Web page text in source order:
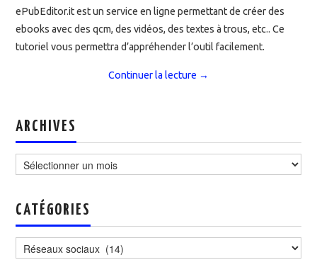
ePubEditor.it est un service en ligne permettant de créer des
ebooks avec des qcm, des vidéos, des textes à trous, etc.. Ce
tutoriel vous permettra d’appréhender l’outil facilement.
Continuer la lecture →
ARCHIVES
CATÉGORIES